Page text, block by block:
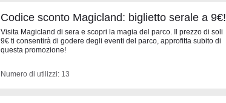
Codice sconto Magicland: biglietto serale a 9€!
Visita Magicland di sera e scopri la magia del parco. Il prezzo di soli
9€ ti consentirà di godere degli eventi del parco, approfitta subito di
questa promozione!
Numero di utilizzi: 13